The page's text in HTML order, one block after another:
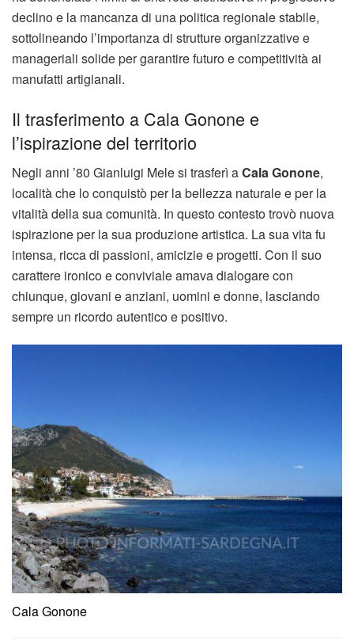
declino e la mancanza di una politica regionale stabile,
sottolineando l’importanza di strutture organizzative e
manageriali solide per garantire futuro e competitività ai
manufatti artigianali.
Il trasferimento a Cala Gonone e
l’ispirazione del territorio
Negli anni ’80 Gianluigi Mele si trasferì aCala Gonone,
località che lo conquistò per la bellezza naturale e per la
vitalità della sua comunità. In questo contesto trovò nuova
ispirazione per la sua produzione artistica. La sua vita fu
intensa, ricca di passioni, amicizie e progetti. Con il suo
carattere ironico e conviviale amava dialogare con
chiunque, giovani e anziani, uomini e donne, lasciando
sempre un ricordo autentico e positivo.
Cala Gonone